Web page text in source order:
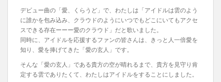
デビュー曲の「愛、くらうど」で、わたしは「アイドルは雲のよう
に誰かを包み込み、クラウドのようにいつでもどこにいてもアクセ
スできる存在ーーー愛のクラウド」だと歌いました。
同時に、アイドルを応援するファンの皆さんは、きっと人一倍愛を
知り、愛を捧げてきた「愛の玄人」です。
そんな「愛の玄人」である貴方の空が晴れるまで、貴方を見守り肯
定する雲でありたくて、わたしはアイドルをすることにしました。